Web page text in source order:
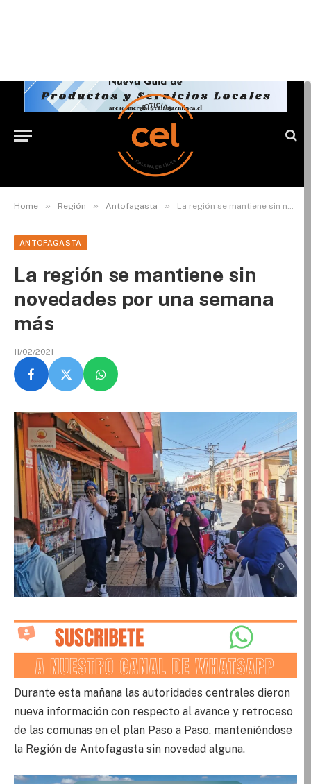
Home » Región » Antofagasta » La región se mantiene sin novedades por una semana más
ANTOFAGASTA
La región se mantiene sin
novedades por una semana
más
11/02/2021
Durante esta mañana las autoridades centrales dieron
nueva información con respecto al avance y retroceso
de las comunas en el plan Paso a Paso, manteniéndose
la Región de Antofagasta sin novedad alguna.